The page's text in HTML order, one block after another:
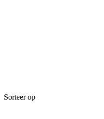
Sorteer op